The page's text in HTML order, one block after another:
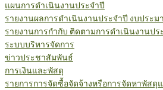
แผนการดำเนินงานประจำปี
รายงานผลการดำเนินงานประจำปี งบประม
รายงานการกำกับ ติดตามการดำเนินงานปร
ระบบบริหารจัดการ
ข่าวประชาสัมพันธ์
การเงินและพัสดุ
รายการการจัดซื้อจัดจ้างหรือการจัดหาพัส